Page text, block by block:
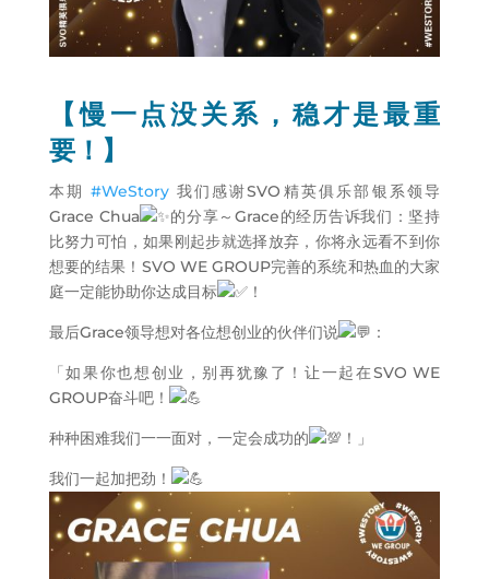
【慢一点没关系，稳才是最重
要！】
本期#WeStory 我们感谢SVO精英俱乐部银系领导
Grace Chua
的分享～Grace的经历告诉我们：坚持
比努力可怕，如果刚起步就选择放弃，你将永远看不到你
想要的结果！SVO WE GROUP完善的系统和热血的大家
庭一定能协助你达成目标
！
最后Grace领导想对各位想创业的伙伴们说 ：
「如果你也想创业，别再犹豫了！让一起在SVO WE
GROUP奋斗吧！
种种困难我们一一面对，一定会成功的 ！」
我们一起加把劲！